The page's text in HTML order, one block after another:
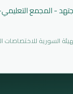
- المجمع